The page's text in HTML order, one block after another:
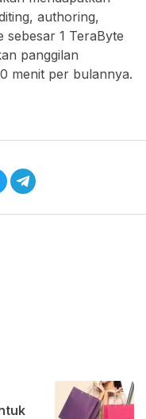
authoring,
sebesar 1 TeraByte
panggilan
menit per bulannya.